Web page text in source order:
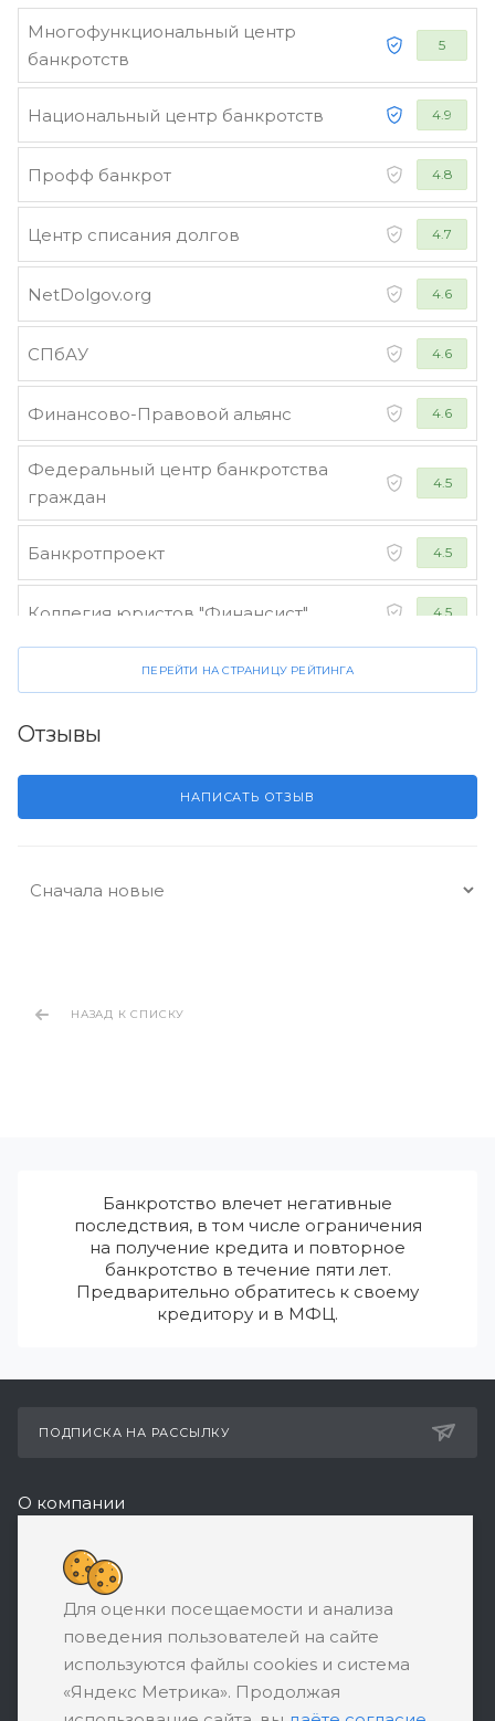
Многофункциональный центр
банкротств
5
Национальный центр банкротств 4.9
Профф банкрот 4.8
Центр списания долгов 4.7
NetDolgov.org 4.6
СПбАУ 4.6
Финансово-Правовой альянс 4.6
Федеральный центр банкротства
граждан
4.5
Банкротпроект 4.5
Коллегия юристов "Финансист" 4.5
ПЕРЕЙТИ НА СТРАНИЦУ РЕЙТИНГА
Отзывы
НАПИСАТЬ ОТЗЫВ
НАЗАД К СПИСКУ
Банкротство влечет негативные
последствия, в том числе ограничения
на получение кредита и повторное
банкротство в течение пяти лет.
Предварительно обратитесь к своему
кредитору и в МФЦ.
ПОДПИСКА НА РАССЫЛКУ
О компании
Реквизиты
8 (800) 550-08-77
ЗАКАЗАТЬ ЗВОНОК
support@ratingbankrotstva.ru
111398, Москва, ул. Плеханова, д. 30,
Для оценки посещаемости и анализа
поведения пользователей на сайте
используются файлы cookies и система
«Яндекс Метрика». Продолжая